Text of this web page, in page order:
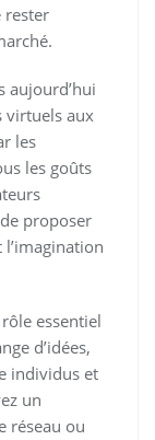
rester
aujourd’hui
virtuels aux
les
les goûts
proposer
essentiel
d’idées,
individus et
un
réseau ou